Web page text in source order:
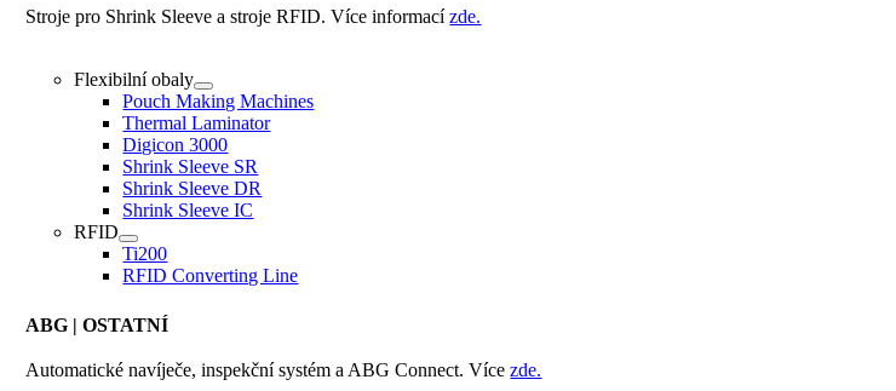
Stroje pro Shrink Sleeve a stroje RFID. Více informacízde.
Flexibilní obaly
Pouch Making Machines
Thermal Laminator
Digicon 3000
Shrink Sleeve SR
Shrink Sleeve DR
Shrink Sleeve IC
RFID
Ti200
RFID Converting Line
ABG | OSTATNÍ
Automatické navíječe, inspekční systém a ABG Connect. Vícezde.